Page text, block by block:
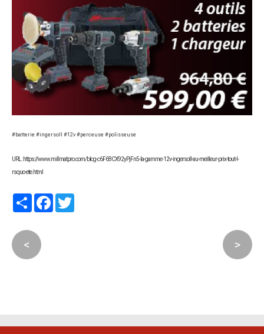
#batterie #ingersoll #12v #perceuse #polisseuse
URL : https://www.millmatpro.com/blog-c6F68CX92yPjFn5-la-gamme-12v-ingersoll-au-meilleur-prix-tout-l-
rsquo-ete.html
PartagerFacebook
< >